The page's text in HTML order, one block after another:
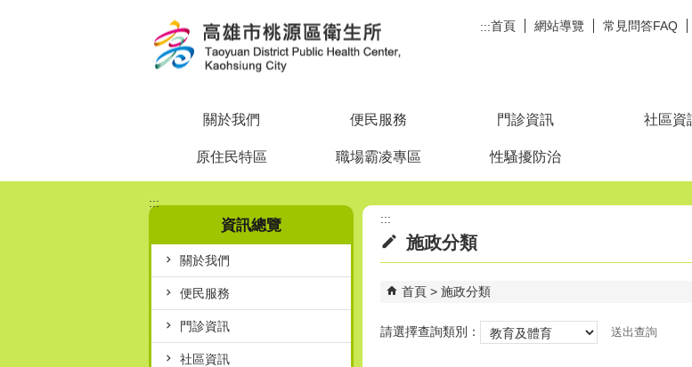
:::首頁 網站導覽 常見問答FAQ
關於我們 便民服務 門診資訊 社區資
原住民特區 職場霸凌專區 性騷擾防治
:::
資訊總覽
關於我們
便民服務
門診資訊
社區資訊
:::
施政分類
首頁 施政分類
請選擇查詢類別：